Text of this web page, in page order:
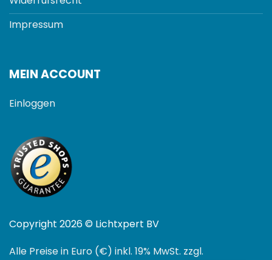
Impressum
MEIN ACCOUNT
Einloggen
Copyright 2026 © Lichtxpert BV
Alle Preise in Euro (€) inkl. 19% MwSt. zzgl.